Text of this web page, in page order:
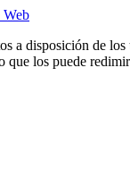
a disposición de los
que los puede